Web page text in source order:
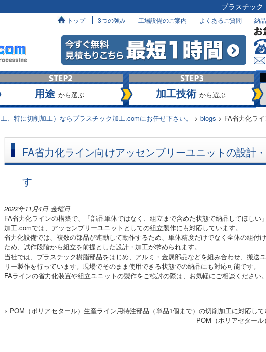
プラスチッ
へ
トップ 3つの強み 工場設備のご案内 よくあるご質問 納
用途 から選ぶ 加工技術 から選ぶ
、特に切削加工）ならプラスチック加工.comにお任せ下さい。 > blogs > FA省力化ラ
FA省力化ライン向けアッセンブリーユニットの設計
す
2022年11月4日 金曜日
FA省力化ラインの構築で、「部品単体ではなく、組立まで含めた状態で納品してほしい
加工.comでは、アッセンブリーユニットとしての組立製作にも対応しています。
省力化設備では、複数の部品が連動して動作するため、単体精度だけでなく全体の組付
ため、試作段階から組立を前提とした設計・加工が求められます。
当社では、プラスチック樹脂部品をはじめ、アルミ・金属部品などを組み合わせ、搬送
リー製作を行っています。現場でそのまま使用できる状態での納品にも対応可能です。
FAラインの省力化装置や組立ユニットの製作をご検討の際は、お気軽にご相談ください。
« POM（ポリアセタール）生産ライン用特注部品（単品1個まで）の切削加工に対応して
POM（ポリアセター